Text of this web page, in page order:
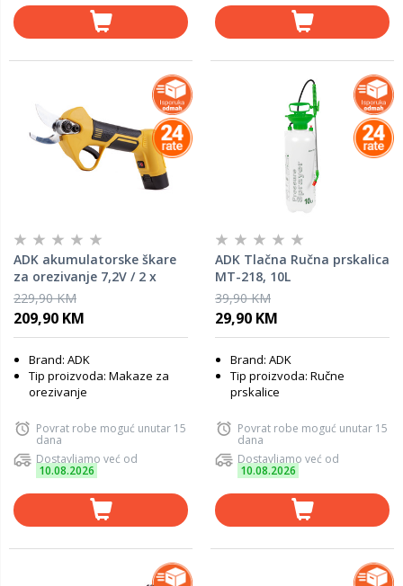
ADK akumulatorske škare
za orezivanje 7,2V / 2 x
baterija 4.0Ah
229,90 KM
209,90 KM
Brand: ADK
Tip proizvoda: Makaze za
orezivanje
Povrat robe moguć unutar 15
dana
Dostavljamo već od
10.08.2026
ADK Tlačna Ručna prskalica
MT-218, 10L
39,90 KM
29,90 KM
Brand: ADK
Tip proizvoda: Ručne
prskalice
Povrat robe moguć unutar 15
dana
Dostavljamo već od
10.08.2026